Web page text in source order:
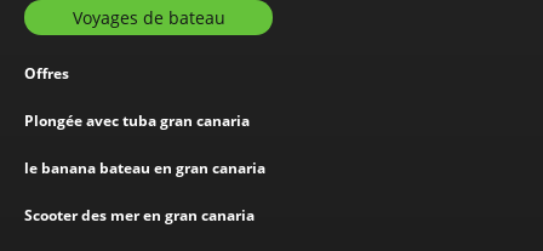
Voyages de bateau
Offres
Plongée avec tuba gran canaria
le banana bateau en gran canaria
Scooter des mer en gran canaria